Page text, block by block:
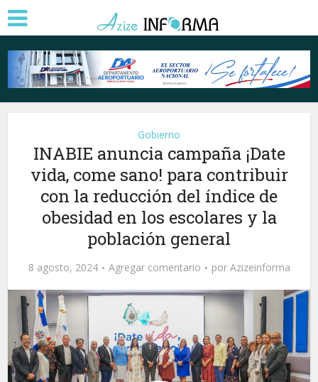
Gobierno
INABIE anuncia campaña ¡Date
vida, come sano! para contribuir
con la reducción del índice de
obesidad en los escolares y la
población general
8 agosto, 2024 Agregar comentario por Azizeinforma